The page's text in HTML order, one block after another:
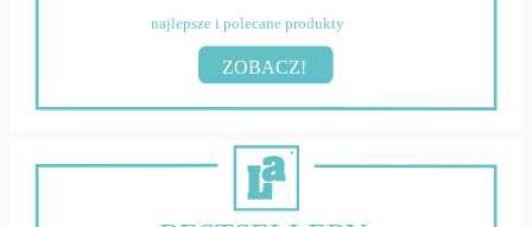
najlepsze i polecane produkty
ZOBACZ!